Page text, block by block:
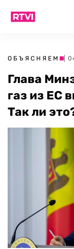
ОБЪЯСНЯЕМ |
Глава
газ из ЕС
Так ли